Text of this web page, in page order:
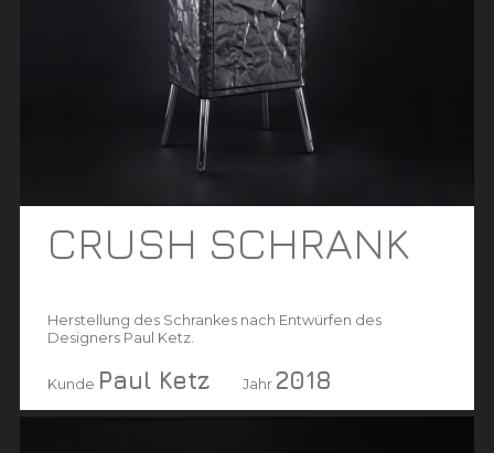
CRUSH SCHRANK
Herstellung des Schrankes nach Entwürfen des
Designers Paul Ketz.
Kunde Paul Ketz Jahr 2018